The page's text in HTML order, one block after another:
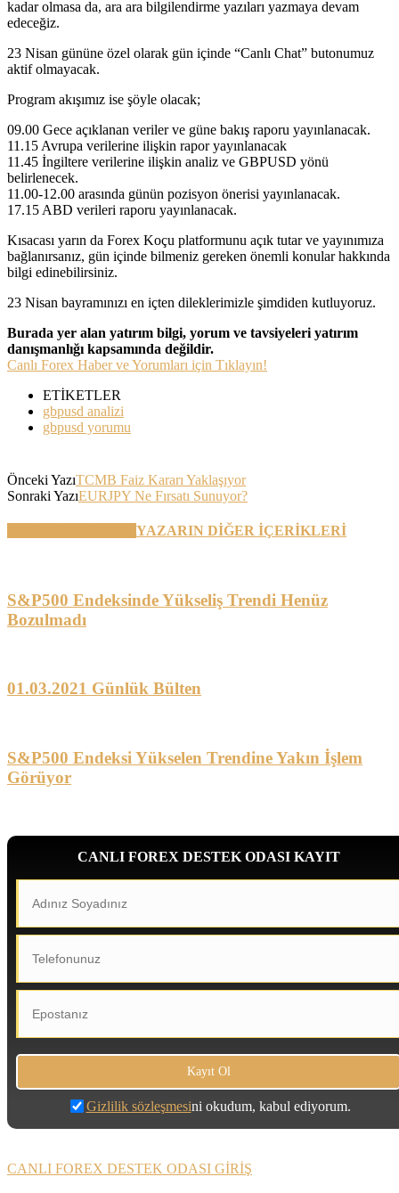
kadar olmasa da, ara ara bilgilendirme yazıları yazmaya devam
edeceğiz.
23 Nisan gününe özel olarak gün içinde “Canlı Chat” butonumuz
aktif olmayacak.
Program akışımız ise şöyle olacak;
09.00 Gece açıklanan veriler ve güne bakış raporu yayınlanacak.
11.15 Avrupa verilerine ilişkin rapor yayınlanacak
11.45 İngiltere verilerine ilişkin analiz ve GBPUSD yönü
belirlenecek.
11.00-12.00 arasında günün pozisyon önerisi yayınlanacak.
17.15 ABD verileri raporu yayınlanacak.
Kısacası yarın da Forex Koçu platformunu açık tutar ve yayınımıza
bağlanırsanız, gün içinde bilmeniz gereken önemli konular hakkında
bilgi edinebilirsiniz.
23 Nisan bayramınızı en içten dileklerimizle şimdiden kutluyoruz.
Burada yer alan yatırım bilgi, yorum ve tavsiyeleri yatırım
danışmanlığı kapsamında değildir.
Canlı Forex Haber ve Yorumları için Tıklayın!
ETİKETLER
gbpusd analizi
gbpusd yorumu
Önceki YazıTCMB Faiz Kararı Yaklaşıyor
Sonraki YazıEURJPY Ne Fırsatı Sunuyor?
YAZARIN DİĞER İÇERİKLERİ
S&P500 Endeksinde Yükseliş Trendi Henüz
Bozulmadı
01.03.2021 Günlük Bülten
S&P500 Endeksi Yükselen Trendine Yakın İşlem
Görüyor
CANLI FOREX DESTEK ODASI KAYIT
Gizlilik sözleşmesini okudum, kabul ediyorum.
CANLI FOREX DESTEK ODASI GİRİŞ